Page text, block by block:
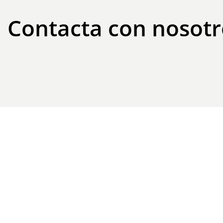
Contacta con